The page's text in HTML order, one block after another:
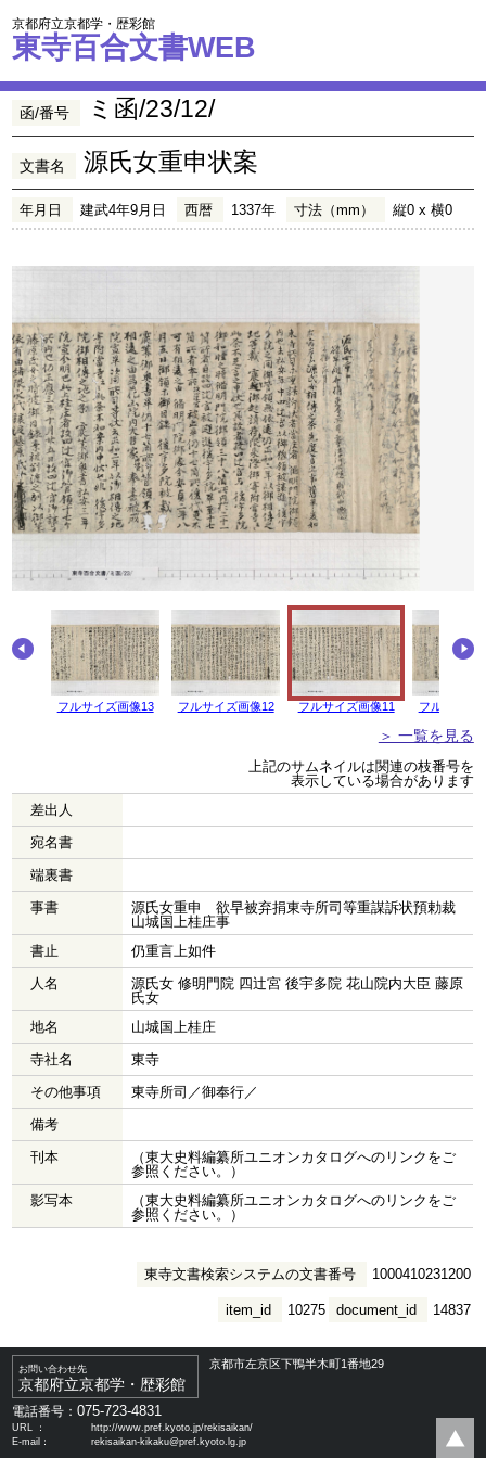
京都府立京都学・歴彩館
東寺百合文書WEB
函/番号 ミ函/23/12/
文書名 源氏女重申状案
年月日 建武4年9月日 西暦 1337年 寸法（mm） 縦0 x 横0
フルサイズ画像13 フルサイズ画像12 フルサイズ画像11 フルサイズ
＞ 一覧を見る
上記のサムネイルは関連の枝番号を
表示している場合があります
差出人
宛名書
端裏書
事書
源氏女重申 欲早被弃捐東寺所司等重謀訴状預勅裁
山城国上桂庄事
書止
仍重言上如件
人名
源氏女 修明門院 四辻宮 後宇多院 花山院内大臣 藤原
氏女
地名
山城国上桂庄
寺社名
東寺
その他事項
東寺所司／御奉行／
備考
刊本
（東大史料編纂所ユニオンカタログへのリンクをご
参照ください。）
影写本
（東大史料編纂所ユニオンカタログへのリンクをご
参照ください。）
東寺文書検索システムの文書番号 1000410231200
document_id 14837
item_id 10275
お問い合わせ先
京都府立京都学・歴彩館
京都市左京区下鴨半木町1番地29
電話番号：075-723-4831
URL ：
http://www.pref.kyoto.jp/rekisaikan/
E-mail：
rekisaikan-kikaku@pref.kyoto.lg.jp